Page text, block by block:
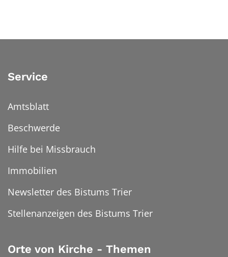
Service
Amtsblatt
Beschwerde
Hilfe bei Missbrauch
Immobilien
Newsletter des Bistums Trier
Stellenanzeigen des Bistums Trier
Orte von Kirche - Themen